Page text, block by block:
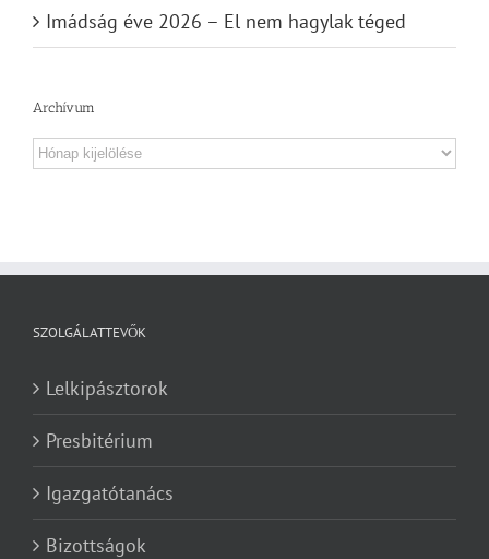
Imádság éve 2026 – El nem hagylak téged
Archívum
Archívum
SZOLGÁLATTEVŐK
Lelkipásztorok
Presbitérium
Igazgatótanács
Bizottságok